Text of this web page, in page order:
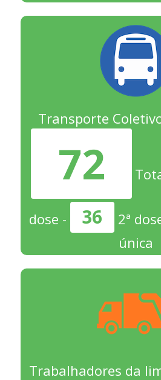
Transporte
72
dose - 36 2ª
única
Trabalhadores da